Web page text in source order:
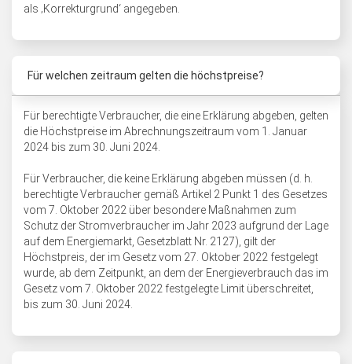
als ‚Korrekturgrund‘ angegeben.
Für welchen zeitraum gelten die höchstpreise?
Für berechtigte Verbraucher, die eine Erklärung abgeben, gelten
die Höchstpreise im Abrechnungszeitraum vom 1. Januar
2024 bis zum 30. Juni 2024.
Für Verbraucher, die keine Erklärung abgeben müssen (d. h.
berechtigte Verbraucher gemäß Artikel 2 Punkt 1 des Gesetzes
vom 7. Oktober 2022 über besondere Maßnahmen zum
Schutz der Stromverbraucher im Jahr 2023 aufgrund der Lage
auf dem Energiemarkt, Gesetzblatt Nr. 2127), gilt der
Höchstpreis, der im Gesetz vom 27. Oktober 2022 festgelegt
wurde, ab dem Zeitpunkt, an dem der Energieverbrauch das im
Gesetz vom 7. Oktober 2022 festgelegte Limit überschreitet,
bis zum 30. Juni 2024.